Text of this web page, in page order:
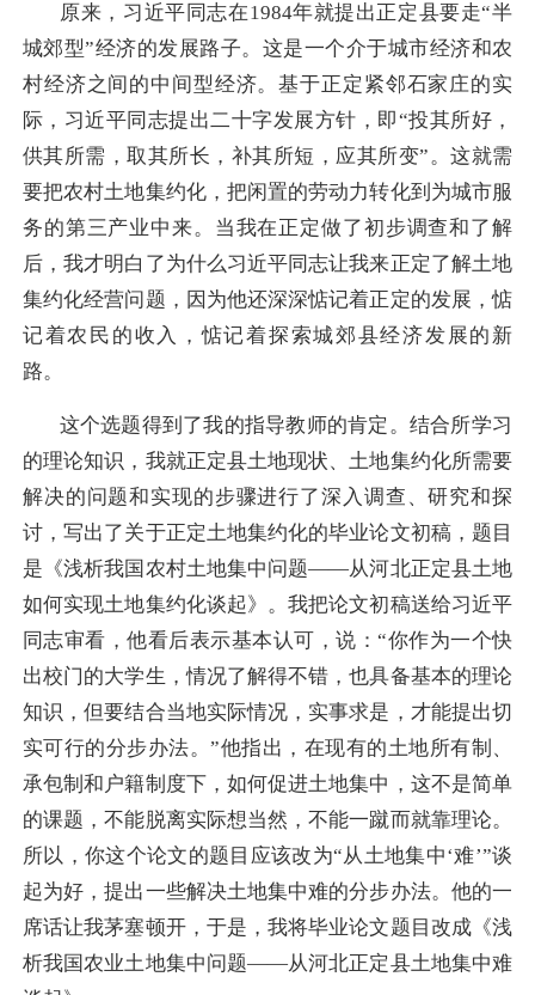
原来，习近平同志在1984年就提出正定县要走“半
城郊型”经济的发展路子。这是一个介于城市经济和农
村经济之间的中间型经济。基于正定紧邻石家庄的实
际，习近平同志提出二十字发展方针，即“投其所好，
供其所需，取其所长，补其所短，应其所变”。这就需
要把农村土地集约化，把闲置的劳动力转化到为城市服
务的第三产业中来。当我在正定做了初步调查和了解
后，我才明白了为什么习近平同志让我来正定了解土地
集约化经营问题，因为他还深深惦记着正定的发展，惦
记着农民的收入，惦记着探索城郊县经济发展的新
路。
这个选题得到了我的指导教师的肯定。结合所学习
的理论知识，我就正定县土地现状、土地集约化所需要
解决的问题和实现的步骤进行了深入调查、研究和探
讨，写出了关于正定土地集约化的毕业论文初稿，题目
是《浅析我国农村土地集中问题——从河北正定县土地
如何实现土地集约化谈起》。我把论文初稿送给习近平
同志审看，他看后表示基本认可，说：“你作为一个快
出校门的大学生，情况了解得不错，也具备基本的理论
知识，但要结合当地实际情况，实事求是，才能提出切
实可行的分步办法。”他指出，在现有的土地所有制、
承包制和户籍制度下，如何促进土地集中，这不是简单
的课题，不能脱离实际想当然，不能一蹴而就靠理论。
所以，你这个论文的题目应该改为“从土地集中‘难’”谈
起为好，提出一些解决土地集中难的分步办法。他的一
席话让我茅塞顿开，于是，我将毕业论文题目改成《浅
析我国农业土地集中问题——从河北正定县土地集中难